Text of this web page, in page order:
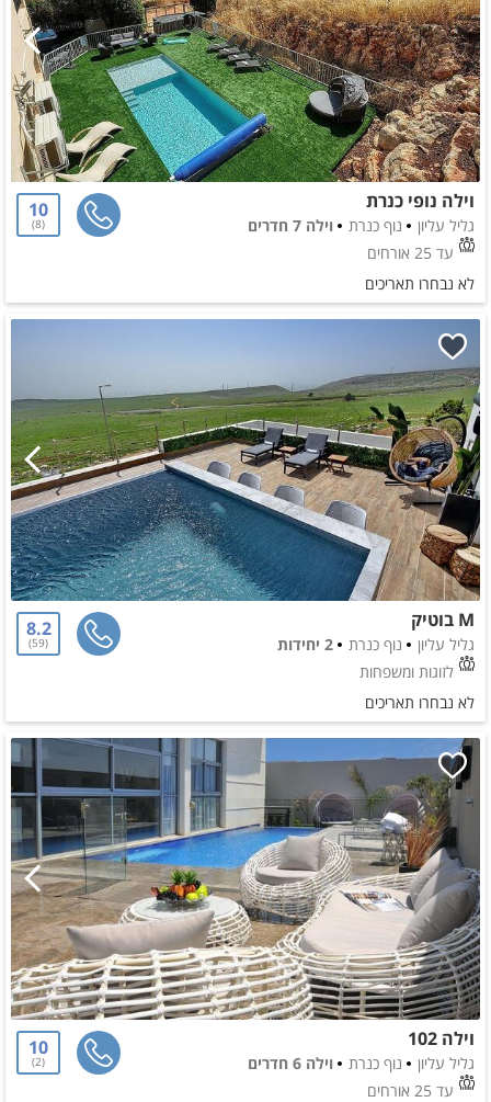
וילה נופי כנרת
גליל עליון נוף כנרת
וילה 7 חדרים
עד 25 אורחים
10
8
לא נבחרו תאריכים
M בוטיק
גליל עליון נוף כנרת
2 יחידות
לזוגות ומשפחות
8.2
59
לא נבחרו תאריכים
וילה 102
גליל עליון נוף כנרת
וילה 6 חדרים
עד 25 אורחים
10
2